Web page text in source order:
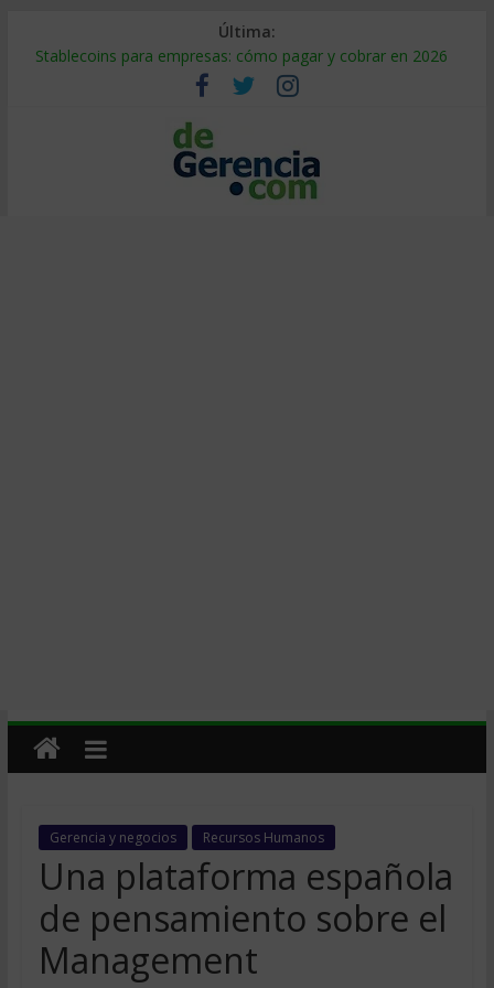
Última:
Stablecoins para empresas: cómo pagar y cobrar en 2026
Despido silencioso: qué es y por qué sale tan caro
IA en selección de personal: cómo auditarla a tiempo
Trabajo forzoso en la cadena de suministro: qué hacer
Mercado hispano de EE. UU.: cómo segmentarlo y venderle
Gerencia y negocios Recursos Humanos
Una plataforma española
de pensamiento sobre el
Management